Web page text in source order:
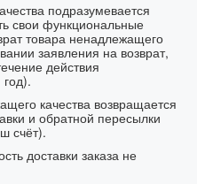
подразумевается
свои функциональные
товара ненадлежащего
заявления на возврат,
действия
качества возвращается
и обратной пересылки
счёт).
доставки заказа не